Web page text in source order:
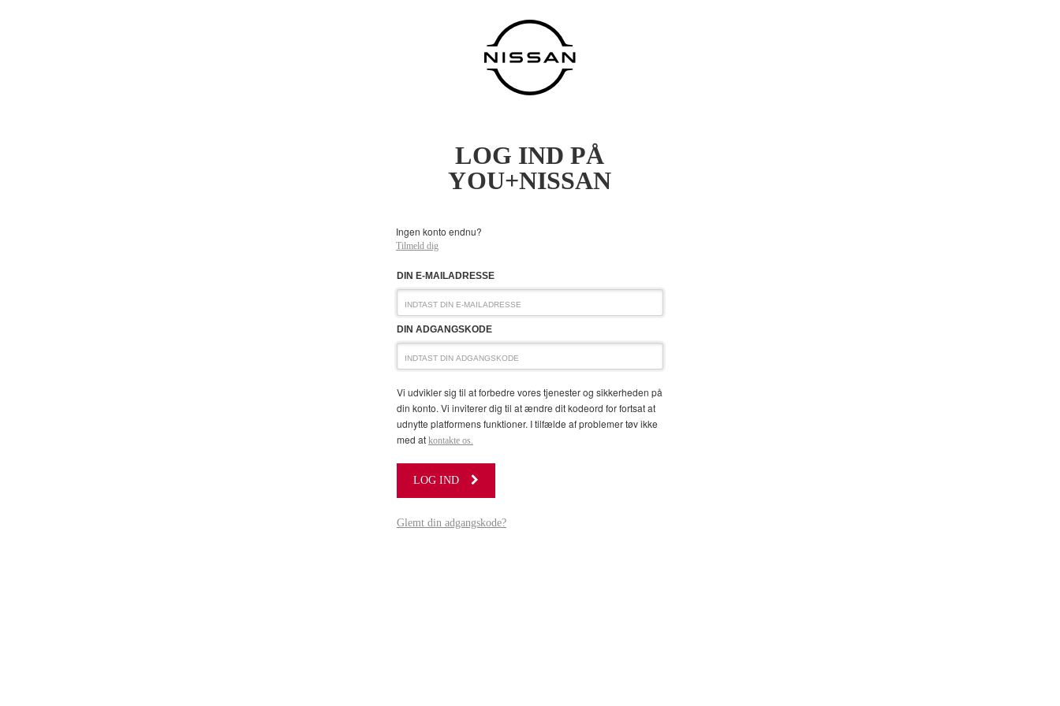
LOG IND PÅ
YOU+NISSAN
Ingen konto endnu?
Tilmeld dig
DIN E-MAILADRESSE
DIN ADGANGSKODE
Vi udvikler sig til at forbedre vores tjenester og sikkerheden på
din konto. Vi inviterer dig til at ændre dit kodeord for fortsat at
udnytte platformens funktioner. I tilfælde af problemer tøv ikke
med at kontakte os.
LOG IND
Glemt din adgangskode?